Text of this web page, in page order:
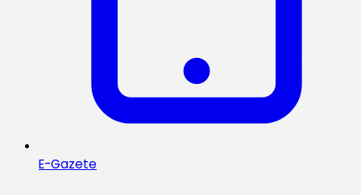
E-Gazete